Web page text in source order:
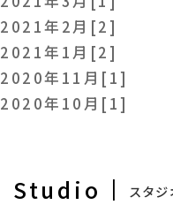
2021年2月[2]
2021年1月[2]
2020年11月[1]
2020年10月[1]
設計士に
無料相
Studio スタ